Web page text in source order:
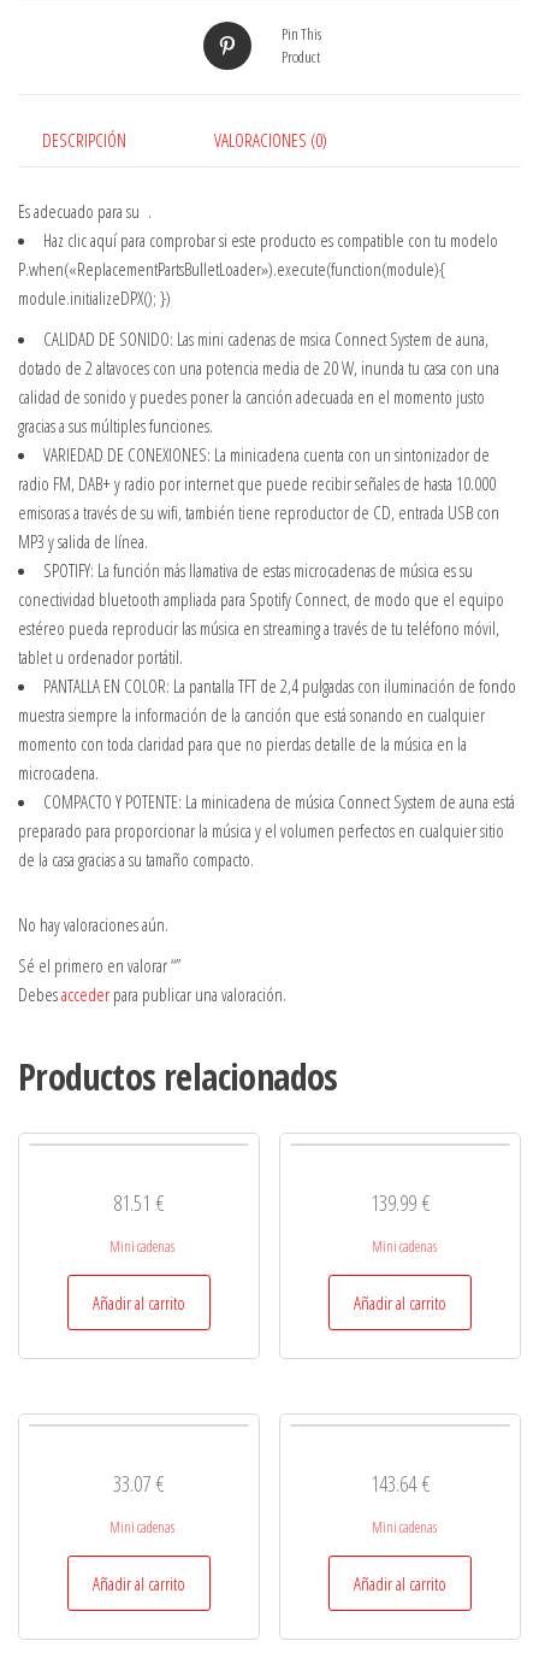
Pin This
Product
DESCRIPCIÓN VALORACIONES (0)
Es adecuado para su .
Haz clic aquí para comprobar si este producto es compatible con tu modelo
P.when(«ReplacementPartsBulletLoader»).execute(function(module){
module.initializeDPX(); })
CALIDAD DE SONIDO: Las mini cadenas de msica Connect System de auna,
dotado de 2 altavoces con una potencia media de 20 W, inunda tu casa con una
calidad de sonido y puedes poner la canción adecuada en el momento justo
gracias a sus múltiples funciones.
VARIEDAD DE CONEXIONES: La minicadena cuenta con un sintonizador de
radio FM, DAB+ y radio por internet que puede recibir señales de hasta 10.000
emisoras a través de su wifi, también tiene reproductor de CD, entrada USB con
MP3 y salida de línea.
SPOTIFY: La función más llamativa de estas microcadenas de música es su
conectividad bluetooth ampliada para Spotify Connect, de modo que el equipo
estéreo pueda reproducir las música en streaming a través de tu teléfono móvil,
tablet u ordenador portátil.
PANTALLA EN COLOR: La pantalla TFT de 2,4 pulgadas con iluminación de fondo
muestra siempre la información de la canción que está sonando en cualquier
momento con toda claridad para que no pierdas detalle de la música en la
microcadena.
COMPACTO Y POTENTE: La minicadena de música Connect System de auna está
preparado para proporcionar la música y el volumen perfectos en cualquier sitio
de la casa gracias a su tamaño compacto.
No hay valoraciones aún.
Sé el primero en valorar “”
Debesacceder para publicar una valoración.
Productos relacionados
81.51 €
Mini cadenas
Añadir al carrito
139.99 €
Mini cadenas
Añadir al carrito
33.07 €
Mini cadenas
Añadir al carrito
143.64€
Mini cadenas
Añadir al carrito